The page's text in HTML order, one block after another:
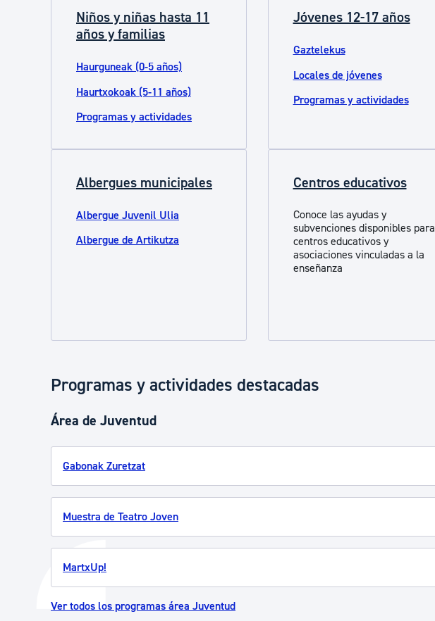
Niños y niñas hasta 11
años y familias
Haurguneak (0-5 años)
Haurtxokoak (5-11 años)
Programas y actividades
Jóvenes 12-17 años
Gaztelekus
Locales de jóvenes
Programas y actividades
Albergues municipales
Albergue Juvenil Ulia
Albergue de Artikutza
Centros educativos
Conoce las ayudas y
subvenciones disponibles para
centros educativos y
asociaciones vinculadas a la
enseñanza
Programas y actividades destacadas
Área de Juventud
Gabonak Zuretzat
Muestra de Teatro Joven
MartxUp!
Ver todos los programas área Juventud